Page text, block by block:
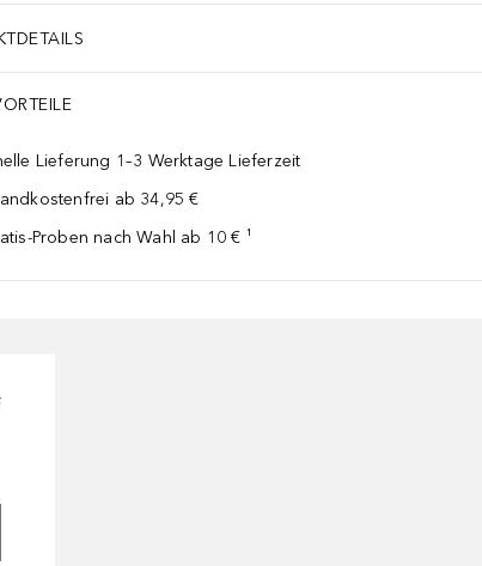
Lieferung 1–3 Werktage Lieferzeit
ab 34,95 €
Proben nach Wahl ab 10 € ¹